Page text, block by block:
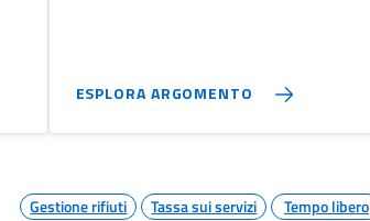
ESPLORA ARGOMENTO
Gestione rifiuti Tassa sui servizi
Tempo libero